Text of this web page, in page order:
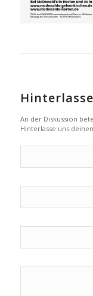
An der Diskussion
Hinterlasse uns